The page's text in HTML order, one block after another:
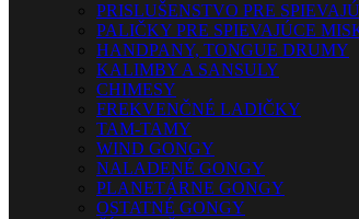
PRISLUŠENSTVO PRE
PALIČKY PRE SPIEVAJÚCE
HANDPANY, TONGUE DRUMY
KALIMBY A SANSULY
CHIMESY
FREKVENČNÉ LADIČKY
TAM-TAMY
WIND GONGY
NALADENÉ GONGY
PLANETÁRNE GONGY
OSTATNÉ GONGY